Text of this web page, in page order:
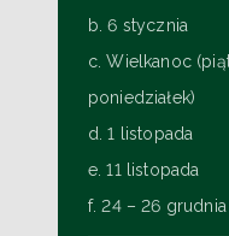
b. 6 stycznia
c. Wielkanoc
poniedziałek)
d. 1 listopada
e. 11 listopada
f. 24 – 26 grudnia